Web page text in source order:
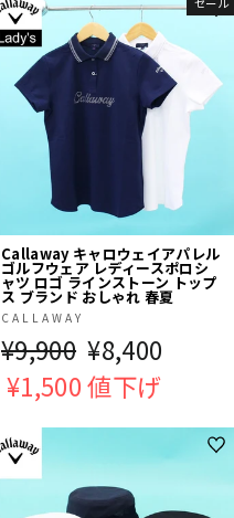
格
格
Callaway キャロウェイアパレル
ゴルフウェア レディースポロシ
ャツ ロゴ ラインストーン トップ
ス ブランド おしゃれ 春夏
CALLAWAY
通
常
格
¥9,900 販
売
価
格
¥8,400
¥1,500 値下げ